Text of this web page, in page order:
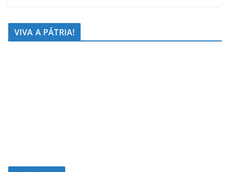
VIVA A PÁTRIA!